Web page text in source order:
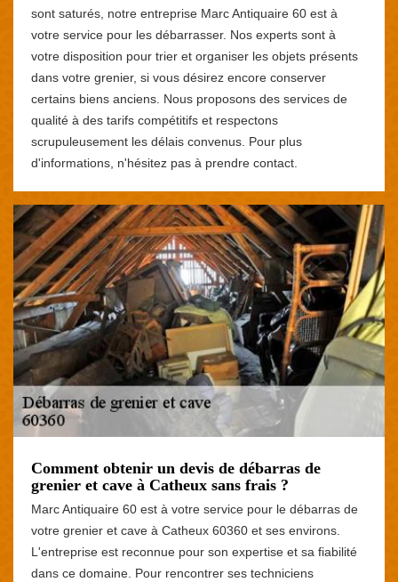
sont saturés, notre entreprise Marc Antiquaire 60 est à
votre service pour les débarrasser. Nos experts sont à
votre disposition pour trier et organiser les objets présents
dans votre grenier, si vous désirez encore conserver
certains biens anciens. Nous proposons des services de
qualité à des tarifs compétitifs et respectons
scrupuleusement les délais convenus. Pour plus
d'informations, n'hésitez pas à prendre contact.
Comment obtenir un devis de débarras de
grenier et cave à Catheux sans frais ?
Marc Antiquaire 60 est à votre service pour le débarras de
votre grenier et cave à Catheux 60360 et ses environs.
L'entreprise est reconnue pour son expertise et sa fiabilité
dans ce domaine. Pour rencontrer ses techniciens